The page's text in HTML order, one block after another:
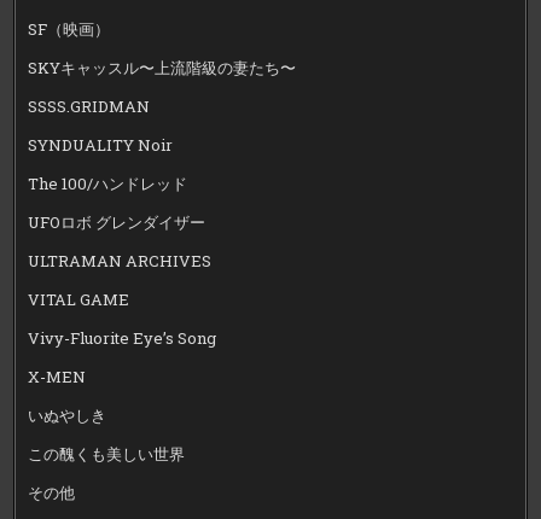
SF（映画）
SKYキャッスル〜上流階級の妻たち〜
SSSS.GRIDMAN
SYNDUALITY Noir
The 100/ハンドレッド
UFOロボ グレンダイザー
ULTRAMAN ARCHIVES
VITAL GAME
Vivy-Fluorite Eye’s Song
X-MEN
いぬやしき
この醜くも美しい世界
その他